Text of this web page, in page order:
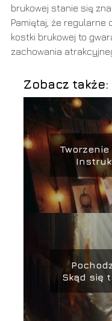
brukowej stanie się
Pamiętaj, że regularne
kostki brukowej to
zachowania
Zobacz także:
Skąd się